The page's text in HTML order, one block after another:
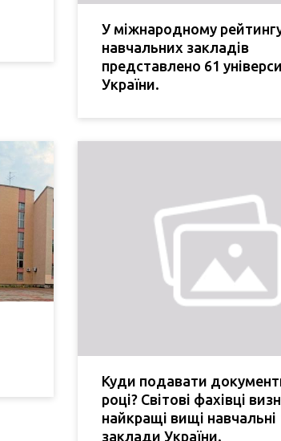
У міжнародному
навчальних закладів
представлено 61
України.
Куди подавати
році? Світові фахівці
найкращі вищі навчальні
заклади України.